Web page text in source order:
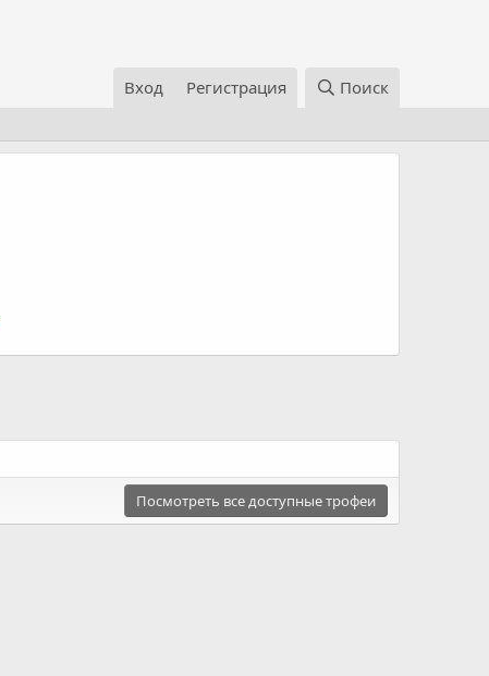
Вход Регистрация Поиск
Посмотреть все доступные трофеи